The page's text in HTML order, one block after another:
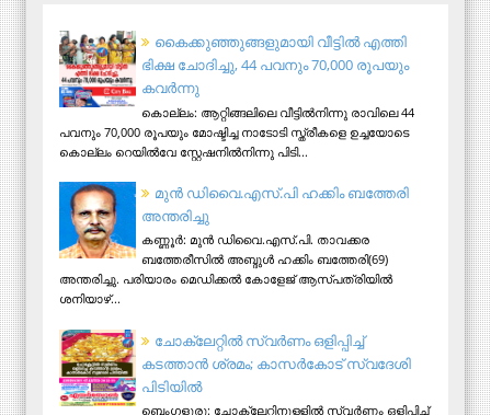
കൈക്കുഞ്ഞുങ്ങളുമായി വീട്ടിൽ എത്തി
ഭിക്ഷ ചോദിച്ചു, 44 പവനും 70,000 രൂപയും
കവർന്നു
കൊല്ലം: ആറ്റിങ്ങലിലെ വീട്ടിൽനിന്നു രാവിലെ 44
പവനും 70,000 രൂപയും മോഷ്ടിച്ച നാടോടി സ്ത്രീകളെ ഉച്ചയോടെ
കൊല്ലം റെയിൽവേ സ്റ്റേഷനിൽനിന്നു പിടി...
മുന്‍ ഡിവൈ.എസ്.പി ഹക്കിം ബത്തേരി
അന്തരിച്ചു
കണ്ണൂര്‍: മുന്‍ ഡിവൈ.എസ്.പി. താവക്കര
ബത്തേരീസില്‍ അബ്ദുള്‍ ഹക്കിം ബത്തേരി(69)
അന്തരിച്ചു. പരിയാരം മെഡിക്കല്‍ കോളേജ് ആസ്​പത്രിയില്‍
ശനിയാഴ്...
ചോക്ലേറ്റിൽ സ്വർണം ഒളിപ്പിച്ച്
കടത്താൻ ശ്രമം; കാസർകോട് സ്വദേശി
പിടിയില്‍
ബെംഗളൂരു: ചോക്ലേറ്റിനുള്ളിൽ സ്വർണം ഒളിപ്പിച്ച്